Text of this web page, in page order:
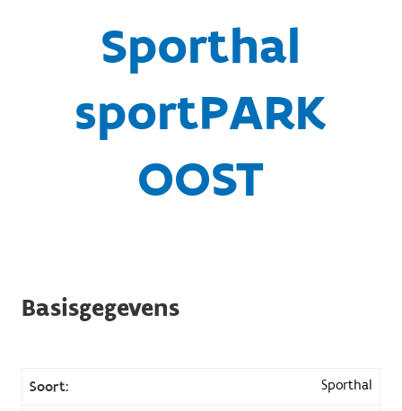
Sporthal
sportPARK
OOST
Basisgegevens
Soort: Sporthal